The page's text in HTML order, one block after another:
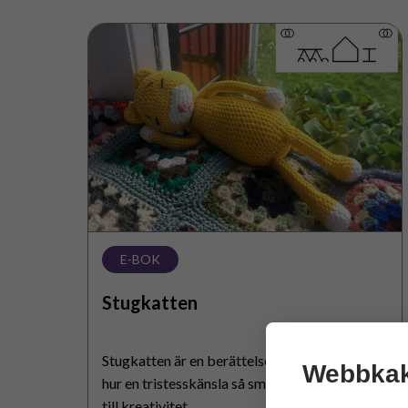
Stugkatten
E-BOK
Stugkatten
Stugkatten är en berättelse om tristess och
hur en tristesskänsla så småningom kan leda